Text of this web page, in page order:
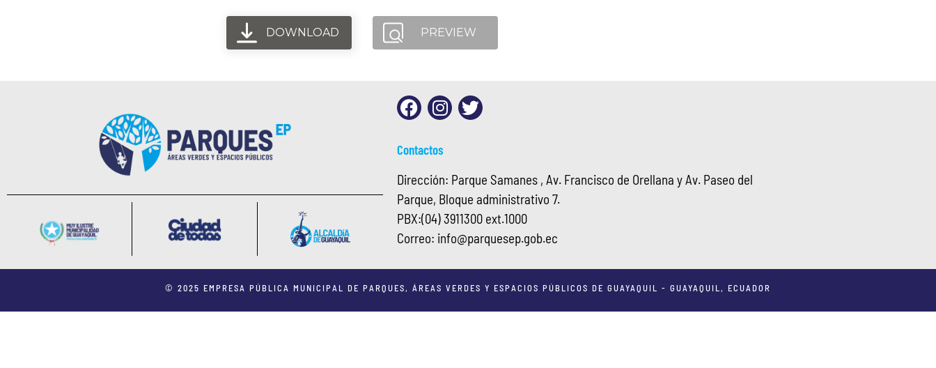
DOWNLOAD PREVIEW
Contactos
Dirección: Parque Samanes , Av. Francisco de Orellana y Av. Paseo del
Parque, Bloque administrativo 7.
PBX:(04) 3911300 ext.1000
Correo: info@parquesep.gob.ec
© 2025 EMPRESA PÚBLICA MUNICIPAL DE PARQUES, ÁREAS VERDES Y ESPACIOS PÚBLICOS DE GUAYAQUIL - GUAYAQUIL, ECUADOR